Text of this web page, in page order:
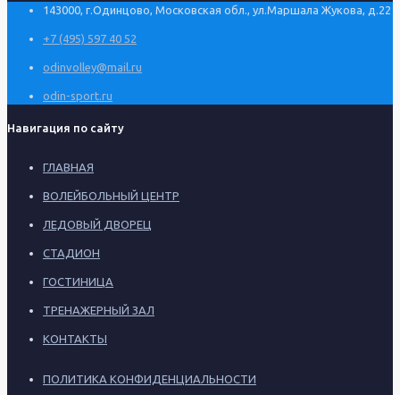
143000, г.Одинцово, Московская обл., ул.Маршала Жукова, д.22
+7 (495) 597 40 52
odinvolley@mail.ru
odin-sport.ru
Навигация по сайту
ГЛАВНАЯ
ВОЛЕЙБОЛЬНЫЙ ЦЕНТР
ЛЕДОВЫЙ ДВОРЕЦ
СТАДИОН
ГОСТИНИЦА
ТРЕНАЖЕРНЫЙ ЗАЛ
КОНТАКТЫ
ПОЛИТИКА КОНФИДЕНЦИАЛЬНОСТИ